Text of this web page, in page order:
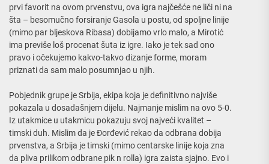
prvi favorit na ovom prvenstvu, ova igra najčešće ne liči ni na
šta – besomučno forsiranje Gasola u postu, od spoljne linije
(mimo par bljeskova Ribasa) dobijamo vrlo malo, a Mirotić
ima previše loš procenat šuta iz igre. Iako je tek sad ono
pravo i očekujemo kakvo-takvo dizanje forme, moram
priznati da sam malo posumnjao u njih.
Pobjednik grupe je Srbija, ekipa koja je definitivno najviše
pokazala u dosadašnjem dijelu. Najmanje mislim na ovo 5-0.
Iz utakmice u utakmicu pokazuju svoj najveći kvalitet –
timski duh. Mislim da je Đorđević rekao da odbrana dobija
prvenstva, a Srbija je timski (mimo centarske linije koja zna
da pliva prilikom odbrane pik n rolla) igra zaista sjajno. Evo i